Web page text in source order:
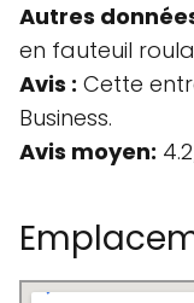
Autres
en fauteuil
Avis : Cette
Business.
Avis moyen: